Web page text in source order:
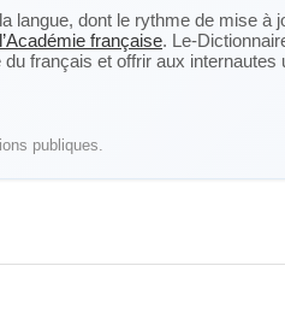
langue, dont le rythme de mise à
française. Le-
français et offrir aux internautes
publiques.